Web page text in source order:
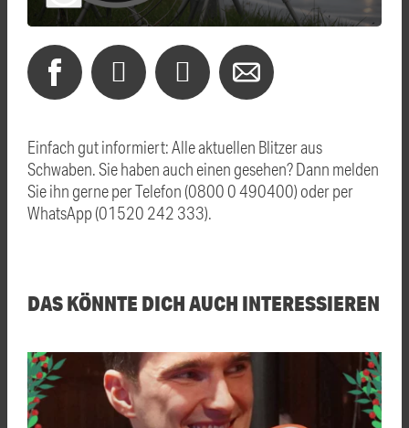
Einfach gut informiert: Alle aktuellen Blitzer aus
Schwaben. Sie haben auch einen gesehen? Dann melden
Sie ihn gerne per Telefon (0800 0 490400) oder per
WhatsApp (01520 242 333).
DAS KÖNNTE DICH AUCH INTERESSIEREN